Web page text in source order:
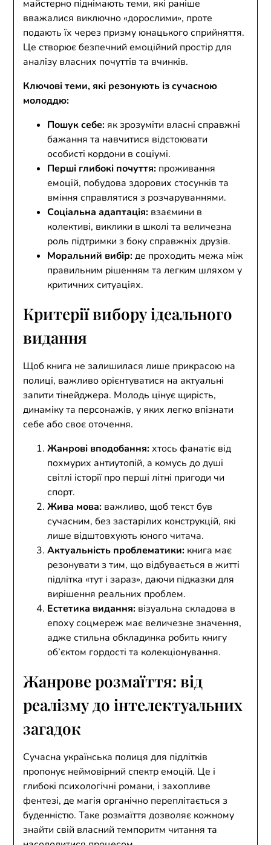
майстерно піднімають теми, які раніше
вважалися виключно «дорослими», проте
подають їх через призму юнацького сприйняття.
Це створює безпечний емоційний простір для
аналізу власних почуттів та вчинків.
Ключові теми, які резонують із сучасною
молоддю:
Пошук себе: як зрозуміти власні справжні
бажання та навчитися відстоювати
особисті кордони в соціумі.
Перші глибокі почуття: проживання
емоцій, побудова здорових стосунків та
вміння справлятися з розчаруваннями.
Соціальна адаптація: взаємини в
колективі, виклики в школі та величезна
роль підтримки з боку справжніх друзів.
Моральний вибір:де проходить межа між
правильним рішенням та легким шляхом у
критичних ситуаціях.
Критерії вибору ідеального
видання
Щоб книга не залишилася лише прикрасою на
полиці, важливо орієнтуватися на актуальні
запити тінейджера. Молодь цінує щирість,
динаміку та персонажів, у яких легко впізнати
себе або своє оточення.
Жанрові вподобання:хтось фанатіє від
похмурих антиутопій, а комусь до душі
світлі історії про перші літні пригоди чи
спорт.
Жива мова: важливо, щоб текст був
сучасним, без застарілих конструкцій, які
лише відштовхують юного читача.
Актуальність проблематики: книга має
резонувати з тим, що відбувається в житті
підлітка «тут і зараз», даючи підказки для
вирішення реальних проблем.
Естетика видання: візуальна складова в
епоху соцмереж має величезне значення,
адже стильна обкладинка робить книгу
об’єктом гордості та колекціонування.
Жанрове розмаїття: від
реалізму до інтелектуальних
загадок
Сучасна українська полиця для підлітків
пропонує неймовірний спектр емоцій. Це і
глибокі психологічні романи, і захопливе
фентезі, де магія органічно переплітається з
буденністю. Таке розмаїття дозволяє кожному
знайти свій власний темпоритм читання та